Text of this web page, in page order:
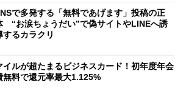
で多発する「無料であげます」投稿の正
“お涙ちょうだい”で偽サイトやLINEへ誘
するカラクリ
イルが超たまるビジネスカード！初年度年会
無料で還元率最大1.125%